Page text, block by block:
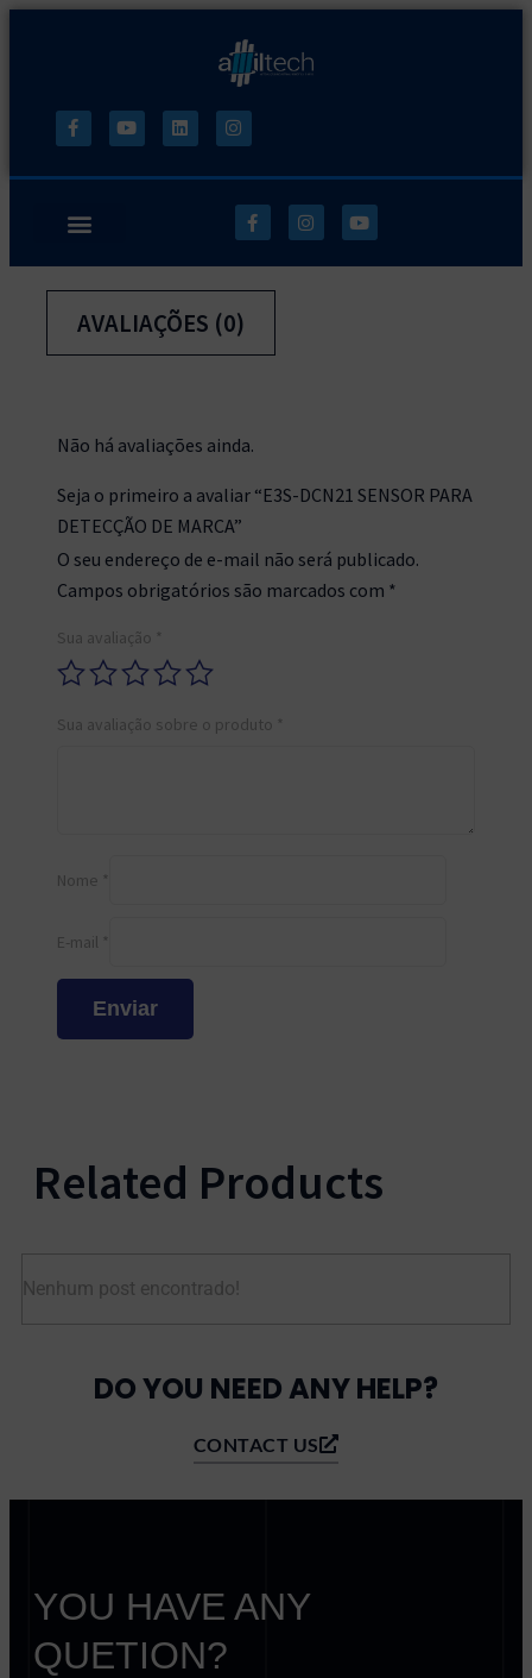
AVALIAÇÕES (0)
Não há avaliações ainda.
Seja o primeiro a avaliar “E3S-DCN21 SENSOR PARA
DETECÇÃO DE MARCA”
O seu endereço de e-mail não será publicado.
Campos obrigatórios são marcados com *
Sua avaliação *
Sua avaliação sobre o produto *
Nome *
E-mail *
Related Products
Nenhum post encontrado!
DO YOU NEED ANY HELP?
CONTACT US
YOU HAVE ANY
QUETION?